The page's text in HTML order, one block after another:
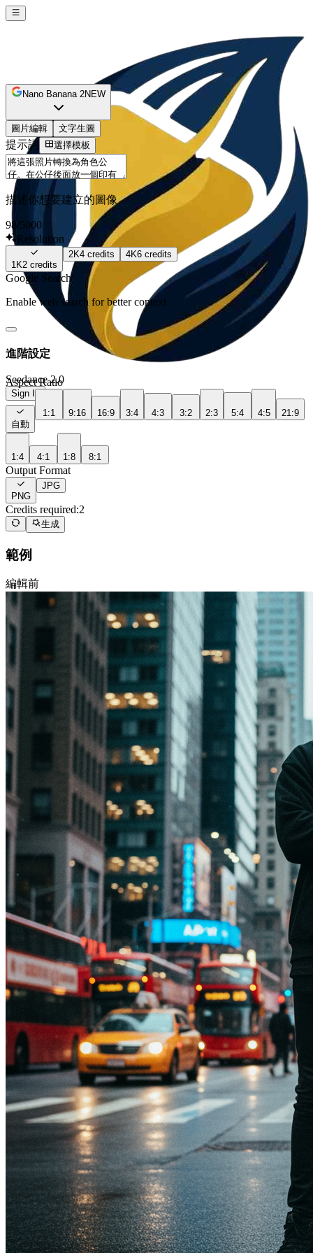
Seedance 2.0
Sign In
Nano Banana 2NEW
圖片編輯 文字生圖
提示詞 選擇模板
描述你想要建立的圖像
98/5000
Resolution
1K2 credits
2K4 credits 4K6 credits
Google Search
Enable web search for better context
進階設定
Aspect Ratio
自動
1:1 9:16 16:9 3:4 4:3 3:2 2:3 5:4 4:5 21:9
1:4 4:1 1:8 8:1
Output Format
PNG
JPG
Credits required:2
生成
範例
編輯前